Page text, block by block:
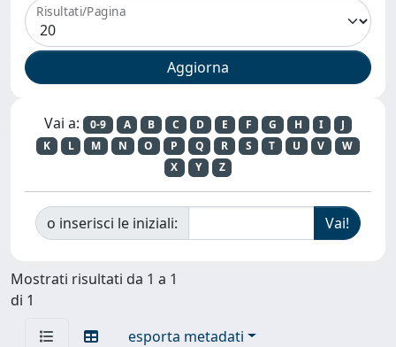
Risultati/Pagina
Vai a: 0-9 A B C D E F G H I
J
K
L M N O P Q R S T U V
W
X
Y Z
o inserisci le iniziali:
Mostrati risultati da 1 a 1
di 1
esporta metadati